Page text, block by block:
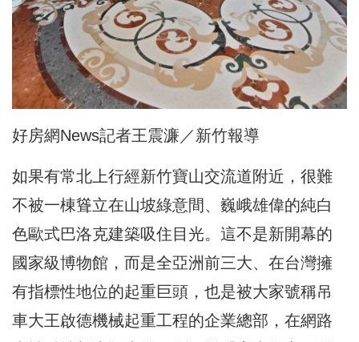
好房網News記者王震濂／新竹報導
如果有常北上行經新竹寶山交流道附近，很難
不被一棟聳立在山坡綠意間、巍峨雄偉的純白
色歐式巴洛克建築吸住目光。這不是新開幕的
國家級博物館，而是全亞洲前三大、在台灣擁
有指標性地位的起重巨頭，也是被大家號稱吊
車大王啟德機械起重工程的企業總部，在網路